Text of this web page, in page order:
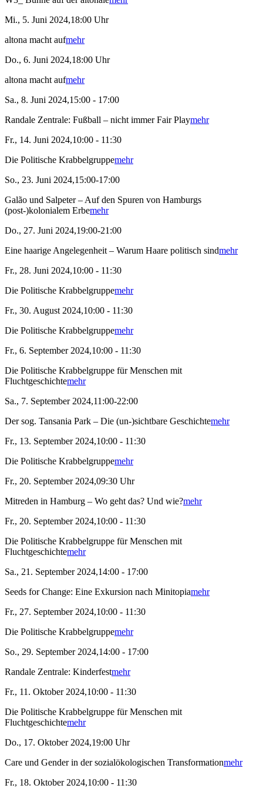
Mi., 5. Juni 2024,18:00 Uhr
altona macht aufmehr
Do., 6. Juni 2024,18:00 Uhr
altona macht aufmehr
Sa., 8. Juni 2024,15:00 - 17:00
Randale Zentrale: Fußball – nicht immer Fair Playmehr
Fr., 14. Juni 2024,10:00 - 11:30
Die Politische Krabbelgruppemehr
So., 23. Juni 2024,15:00-17:00
Galão und Salpeter – Auf den Spuren von Hamburgs
(post-)kolonialem Erbemehr
Do., 27. Juni 2024,19:00-21:00
Eine haarige Angelegenheit – Warum Haare politisch sindmehr
Fr., 28. Juni 2024,10:00 - 11:30
Die Politische Krabbelgruppemehr
Fr., 30. August 2024,10:00 - 11:30
Die Politische Krabbelgruppemehr
Fr., 6. September 2024,10:00 - 11:30
Die Politische Krabbelgruppe für Menschen mit
Fluchtgeschichtemehr
Sa., 7. September 2024,11:00-22:00
Der sog. Tansania Park – Die (un-)sichtbare Geschichtemehr
Fr., 13. September 2024,10:00 - 11:30
Die Politische Krabbelgruppemehr
Fr., 20. September 2024,09:30 Uhr
Mitreden in Hamburg – Wo geht das? Und wie?mehr
Fr., 20. September 2024,10:00 - 11:30
Die Politische Krabbelgruppe für Menschen mit
Fluchtgeschichtemehr
Sa., 21. September 2024,14:00 - 17:00
Seeds for Change: Eine Exkursion nach Minitopiamehr
Fr., 27. September 2024,10:00 - 11:30
Die Politische Krabbelgruppemehr
So., 29. September 2024,14:00 - 17:00
Randale Zentrale: Kinderfestmehr
Fr., 11. Oktober 2024,10:00 - 11:30
Die Politische Krabbelgruppe für Menschen mit
Fluchtgeschichtemehr
Do., 17. Oktober 2024,19:00 Uhr
Care und Gender in der sozialökologischen Transformationmehr
Fr., 18. Oktober 2024,10:00 - 11:30